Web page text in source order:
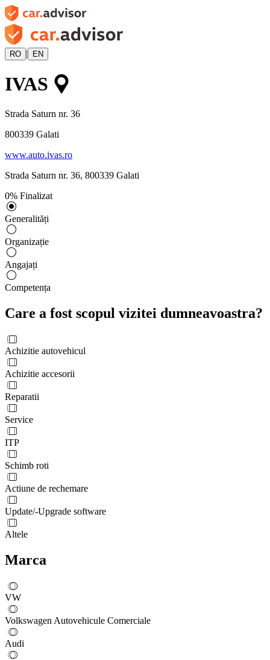
RO | EN
IVAS
Strada Saturn nr. 36
800339 Galati
www.auto.ivas.ro
Strada Saturn nr. 36, 800339 Galati
0% Finalizat
Generalități
Organizație
Angajați
Competența
Care a fost scopul vizitei dumneavoastra?
Achizitie autovehicul
Achizitie accesorii
Reparatii
Service
ITP
Schimb roti
Actiune de rechemare
Update/-Upgrade software
Altele
Marca
VW
Volkswagen Autovehicule Comerciale
Audi